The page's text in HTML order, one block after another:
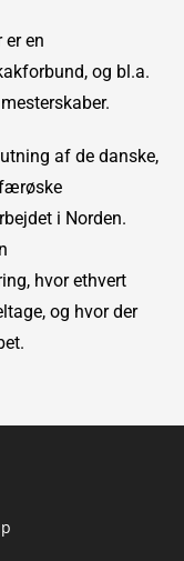
er en
og bl.a.
af de danske,
i Norden.
hvor ethvert
og hvor der